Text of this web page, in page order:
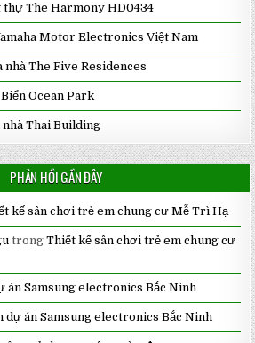
thự The Harmony HD0434
Motor Electronics Việt Nam
nhà The Five Residences
Ocean Park
nhà Thai Building
PHẢN HỒI GẦN ĐÂY
kế sân chơi trẻ em chung cư Mễ Trì Hạ
trongThiết kế sân chơi trẻ em chung cư
án Samsung electronics Bắc Ninh
dự án Samsung electronics Bắc Ninh